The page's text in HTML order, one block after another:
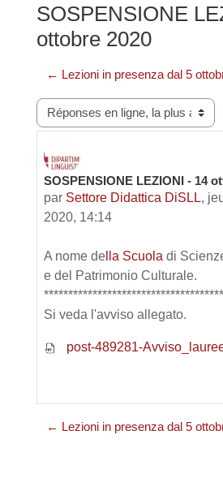
SOSPENSIONE
ottobre 2020
← Lezioni in presenza dal 5
Type d’affichage
SOSPENSIONE LEZIONI - 14
par Settore Didattica DiSLL,
2020, 14:14
Nombre de réponses : 0
A nome de lla Scuola di
e del Patrimonio Culturale.
Si veda l'avviso allegato.
post-489281-
← Lezioni in presenza dal 5